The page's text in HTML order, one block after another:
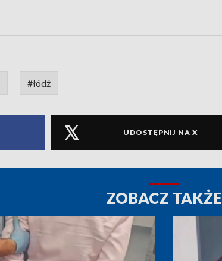
#łódź
UDOSTĘPNIJ NA X
ZOBACZ TAKŻE